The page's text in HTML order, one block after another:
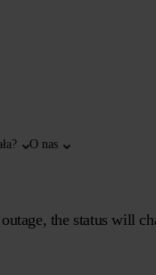
O nas
the status will